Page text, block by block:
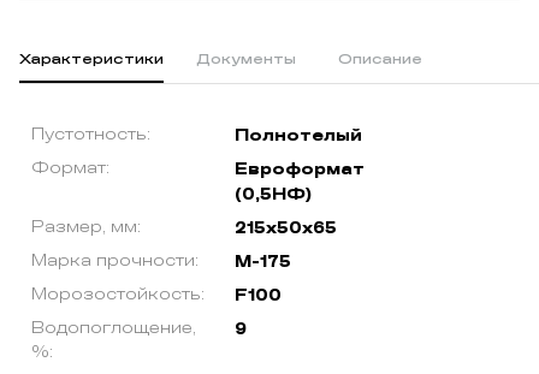
Характеристики Документы Описание
Пустотность: Полнотелый
Формат:
Евроформат
(0,5НФ)
Размер, мм: 215х50х65
Марка прочности: М-175
Морозостойкость: F100
Водопоглощение,
%:
9